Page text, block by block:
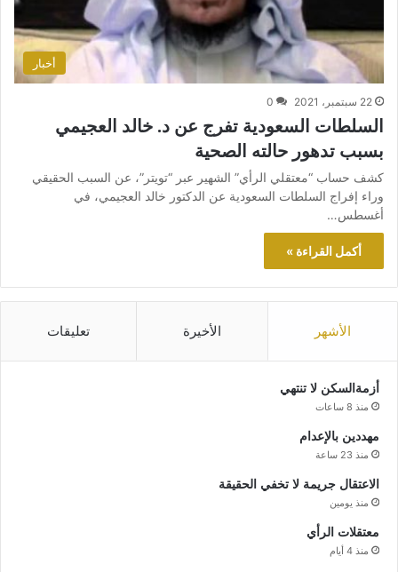
أخبار
22 سبتمبر، 2021 0
السلطات السعودية تفرج عن د. خالد العجيمي
بسبب تدهور حالته الصحية
كشف حساب “معتقلي الرأي” الشهير عبر “تويتر”، عن السبب الحقيقي
وراء إفراج السلطات السعودية عن الدكتور خالد العجيمي، في
أغسطس…
أكمل القراءة »
الأشهر الأخيرة تعليقات
أزمةالسكن لا تنتهي
منذ 8 ساعات
مهددين بالإعدام
منذ 23 ساعة
الاعتقال جريمة لا تخفي الحقيقة
منذ يومين
معتقلات الرأي
منذ 4 أيام